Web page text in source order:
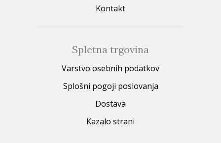
Kontakt
Spletna trgovina
Varstvo osebnih podatkov
Splošni pogoji poslovanja
Dostava
Kazalo strani